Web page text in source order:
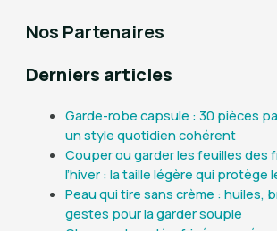
Nos Partenaires
Derniers articles
Garde-robe capsule : 30 pièces
un style quotidien cohérent
Couper ou garder les feuilles des
l’hiver : la taille légère qui protège
Peau qui tire sans crème : huiles,
gestes pour la garder souple